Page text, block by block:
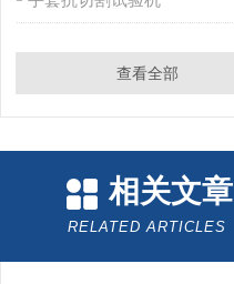
查看全部
相关文章
RELATED ARTICLES